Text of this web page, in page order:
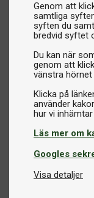
Genom att
samtliga
syften du
bredvid syftet
Du kan när
genom att
vänstra hörnet
Klicka på
använder
Läs mer om
Googles
Visa detaljer